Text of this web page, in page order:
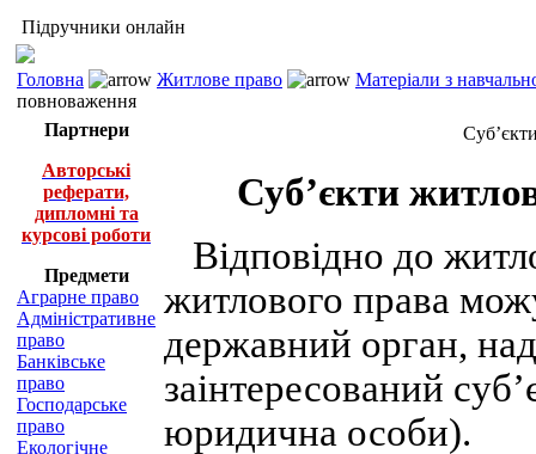
Підручники онлайн
Головна Житлове право
Матеріали з
повноваження
Партнери
Авторські
реферати,
дипломні та
курсові роботи
Предмети
Аграрне право
Адміністративне
право
Банківське
право
Господарське
право
Екологічне
Суб’єкти
Відповідно до
житлового права
державний орган,
заінтересований
юридична особи).